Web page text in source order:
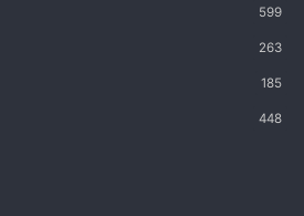
599
263
185
448